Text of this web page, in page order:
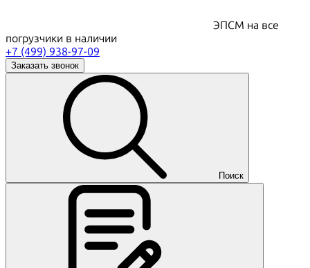
ЭПСМ на все
погрузчики в наличии
+7 (499) 938-97-09
Заказать звонок
Поиск